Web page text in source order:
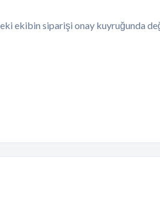
ekibin siparişi onay kuyruğunda